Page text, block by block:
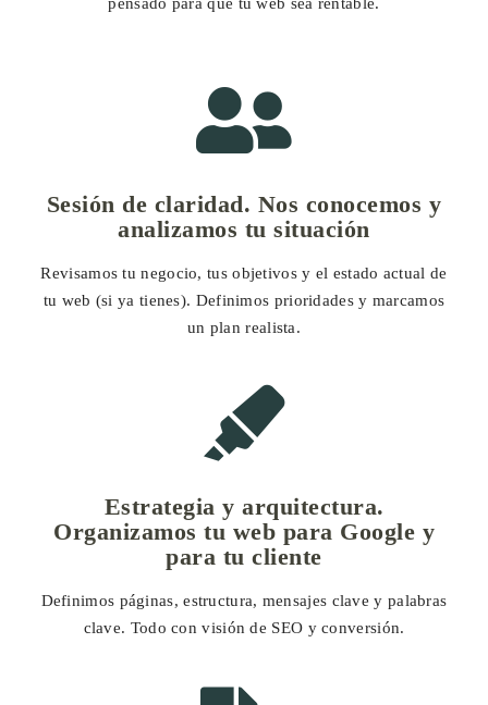
Sesión de claridad. Nos conocemos y
analizamos tu situación
Revisamos tu negocio, tus objetivos y el estado actual de
tu web (si ya tienes). Definimos prioridades y marcamos
un plan realista.
Estrategia y arquitectura.
Organizamos tu web para Google y
para tu cliente
Definimos páginas, estructura, mensajes clave y palabras
clave. Todo con visión de SEO y conversión.